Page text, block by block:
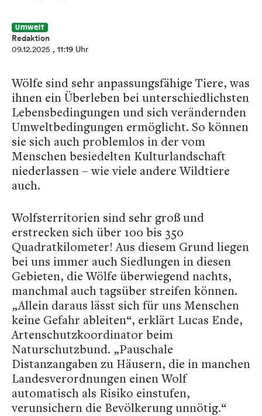
Umwelt
Redaktion
09.12.2025 , 11:19 Uhr
Wölfe sind sehr anpassungsfähige Tiere, was
ihnen ein Überleben bei unterschiedlichsten
Lebensbedingungen und sich verändernden
Umweltbedingungen ermöglicht. So können
sie sich auch problemlos in der vom
Menschen besiedelten Kulturlandschaft
niederlassen – wie viele andere Wildtiere
auch.
Wolfsterritorien sind sehr groß und
erstrecken sich über 100 bis 350
Quadratkilometer! Aus diesem Grund liegen
bei uns immer auch Siedlungen in diesen
Gebieten, die Wölfe überwiegend nachts,
manchmal auch tagsüber streifen können.
„Allein daraus lässt sich für uns Menschen
keine Gefahr ableiten“, erklärt Lucas Ende,
Artenschutzkoordinator beim
Naturschutzbund. „Pauschale
Distanzangaben zu Häusern, die in manchen
Landesverordnungen einen Wolf
automatisch als Risiko einstufen,
verunsichern die Bevölkerung unnötig.“